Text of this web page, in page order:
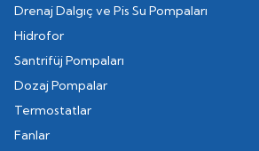
Drenaj Dalgıç ve Pis Su Pompaları
Hidrofor
Santrifüj Pompaları
Dozaj Pompalar
Termostatlar
Fanlar